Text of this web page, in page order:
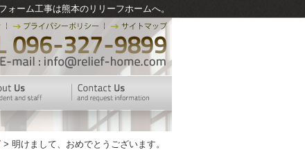
ーム工事は熊本のリリーフホームへ。
> 明けまして、おめでとうございます。